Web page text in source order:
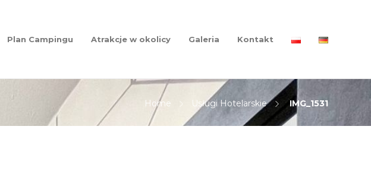
Plan Campingu Atrakcje w okolicy Galeria Kontakt
Home Usługi Hotelarskie IMG_1531